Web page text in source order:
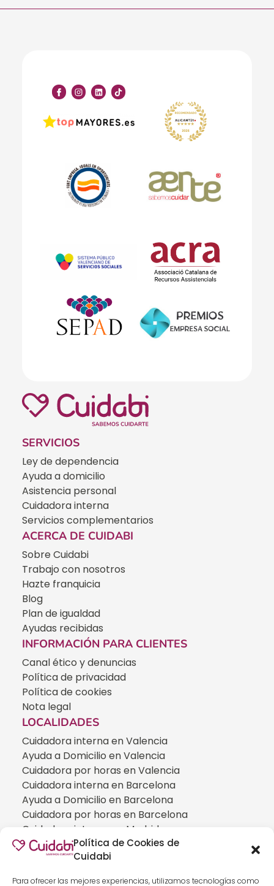
Política de Cookies de
Cuidabi
Para ofrecer las mejores experiencias, utilizamos tecnologías como
SERVICIOS
Ley de dependencia
Ayuda a domicilio
Asistencia personal
Cuidadora interna
Servicios complementarios
ACERCA DE CUIDABI
Sobre Cuidabi
Trabajo con nosotros
Hazte franquicia
Blog
Plan de igualdad
Ayudas recibidas
INFORMACIÓN PARA CLIENTES
Canal ético y denuncias
Política de privacidad
Política de cookies
Nota legal
LOCALIDADES
Cuidadora interna en Valencia
Ayuda a Domicilio en Valencia
Cuidadora por horas en Valencia
Cuidadora interna en Barcelona
Ayuda a Domicilio en Barcelona
Cuidadora por horas en Barcelona
Cuidadora interna en Madrid
Ayuda a Domicilio en Madrid
Cuidadora por horas en Madrid
CUIDADOS ESPECIALIZADOS